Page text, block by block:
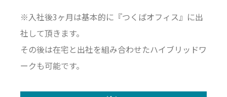
※入社後3ヶ月は基本的に『つくばオフィス』に出
社して頂きます。
その後は在宅と出社を組み合わせたハイブリッドワ
ークも可能です。